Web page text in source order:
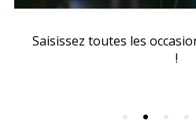
Saisissez toutes les
!